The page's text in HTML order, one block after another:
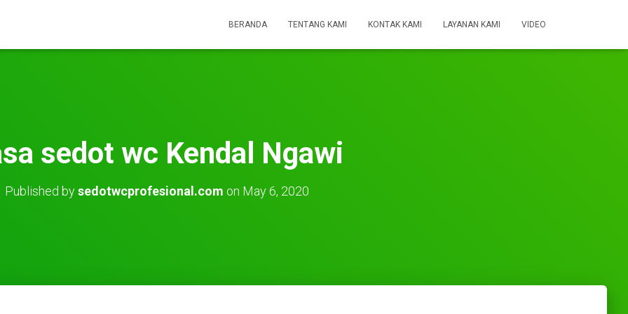
BERANDA TENTANG KAMI KONTAK KAMI LAYANAN KAMI VIDEO
sedot wc Kendal Ngawi
Published bysedotwcprofesional.com on May 6, 2020